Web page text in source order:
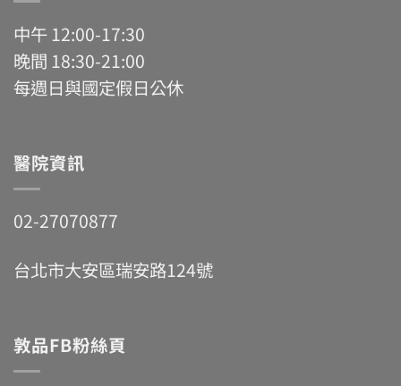
中午 12:00-17:30
晚間 18:30-21:00
每週日與國定假日公休
醫院資訊
02-27070877
台北市大安區瑞安路124號
敦品FB粉絲頁